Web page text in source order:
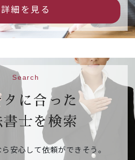
教える後悔しないための相続
３月１４日（土）１３：３
コンベンションホール 大ホ
申込フォームはこちら
年３月１０日（火）
ご案内
間 右京区役所京北出張所の
詳細を見る
Search
に合った
書士を検索
安心して依頼ができそう。